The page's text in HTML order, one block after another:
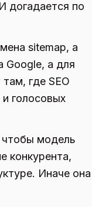
догадается по
sitemap, а
Google, а для
где SEO
голосовых
чтобы модель
конкурента,
Иначе она